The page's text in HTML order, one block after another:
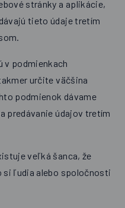
stránky a aplikácie,
tieto údaje tretím
v podmienkach
určite väčšina
podmienok dávame
predávanie údajov tretím
veľká šanca, že
si ľudia alebo spoločnosti